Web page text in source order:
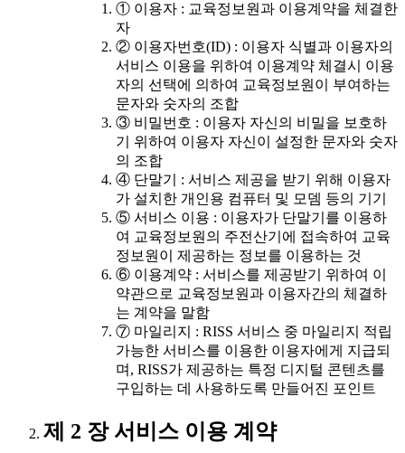
① 이용자 : 교육정보원과 이용계약을 체결한
자
② 이용자번호(ID) : 이용자 식별과 이용자의
서비스 이용을 위하여 이용계약 체결시 이용
자의 선택에 의하여 교육정보원이 부여하는
문자와 숫자의 조합
③ 비밀번호 : 이용자 자신의 비밀을 보호하
기 위하여 이용자 자신이 설정한 문자와 숫자
의 조합
④ 단말기 : 서비스 제공을 받기 위해 이용자
가 설치한 개인용 컴퓨터 및 모뎀 등의 기기
⑤ 서비스 이용 : 이용자가 단말기를 이용하
여 교육정보원의 주전산기에 접속하여 교육
정보원이 제공하는 정보를 이용하는 것
⑥ 이용계약 : 서비스를 제공받기 위하여 이
약관으로 교육정보원과 이용자간의 체결하
는 계약을 말함
⑦ 마일리지 : RISS 서비스 중 마일리지 적립
가능한 서비스를 이용한 이용자에게 지급되
며, RISS가 제공하는 특정 디지털 콘텐츠를
구입하는 데 사용하도록 만들어진 포인트
제 2 장 서비스 이용 계약